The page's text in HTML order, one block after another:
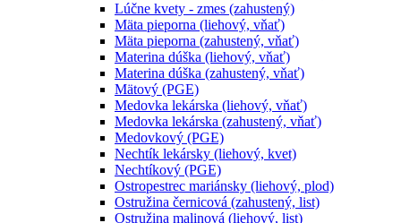
Lúčne kvety - zmes (zahustený)
Mäta pieporna (liehový, vňať)
Mäta pieporna (zahustený, vňať)
Materina dúška (liehový, vňať)
Materina dúška (zahustený, vňať)
Mätový (PGE)
Medovka lekárska (liehový, vňať)
Medovka lekárska (zahustený, vňať)
Medovkový (PGE)
Nechtík lekársky (liehový, kvet)
Nechtíkový (PGE)
Ostropestrec mariánsky (liehový, plod)
Ostružina černicová (zahustený, list)
Ostružina malinová (liehový, list)